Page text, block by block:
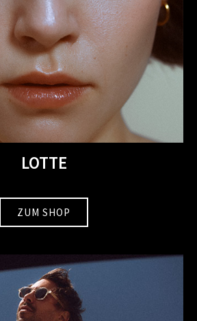
LOTTE
ZUM SHOP